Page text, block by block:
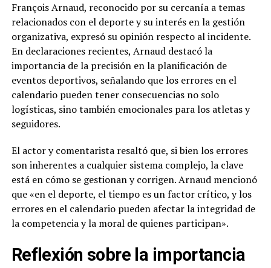
François Arnaud, reconocido por su cercanía a temas
relacionados con el deporte y su interés en la gestión
organizativa, expresó su opinión respecto al incidente.
En declaraciones recientes, Arnaud destacó la
importancia de la precisión en la planificación de
eventos deportivos, señalando que los errores en el
calendario pueden tener consecuencias no solo
logísticas, sino también emocionales para los atletas y
seguidores.
El actor y comentarista resaltó que, si bien los errores
son inherentes a cualquier sistema complejo, la clave
está en cómo se gestionan y corrigen. Arnaud mencionó
que «en el deporte, el tiempo es un factor crítico, y los
errores en el calendario pueden afectar la integridad de
la competencia y la moral de quienes participan».
Reflexión sobre la importancia